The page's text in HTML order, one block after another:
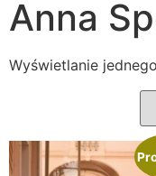
Anna
Wyświetlanie